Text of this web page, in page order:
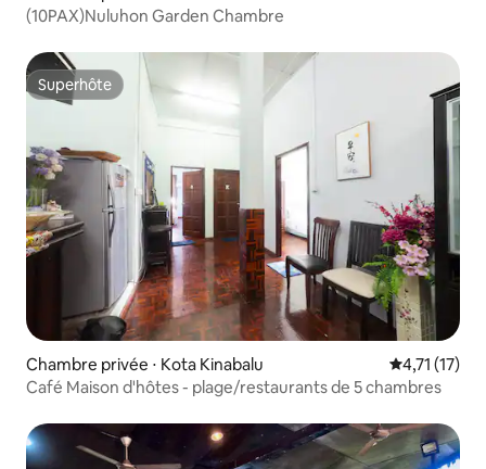
(10PAX)Nuluhon Garden Chambre
Superhôte
Superhôte
Chambre privée ⋅ Kota Kinabalu Évaluation
4,71 (17)
Café Maison d'hôtes - plage/restaurants de 5 chambres